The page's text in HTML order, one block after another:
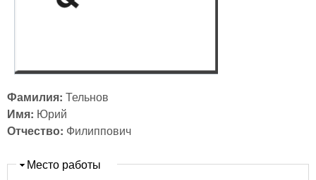
Фамилия: Тельнов
Имя: Юрий
Отчество: Филиппович
Скрыть
Место работы